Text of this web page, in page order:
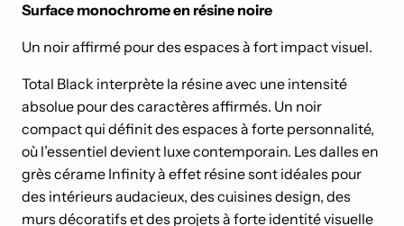
Surface monochrome en résine noire
Un noir affirmé pour des espaces à fort impact visuel.
Total Black interprète la résine avec une intensité
absolue pour des caractères affirmés. Un noir
compact qui définit des espaces à forte personnalité,
où l’essentiel devient luxe contemporain. Les dalles en
grès cérame Infinity à effet résine sont idéales pour
des intérieurs audacieux, des cuisines design, des
murs décoratifs et des projets à forte identité visuelle